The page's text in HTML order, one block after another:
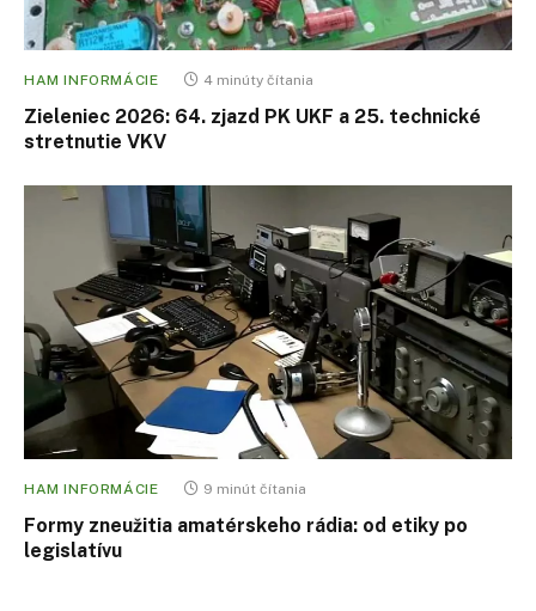
HAM INFORMÁCIE 4 minúty čítania
Zieleniec 2026: 64. zjazd PK UKF a 25. technické
stretnutie VKV
HAM INFORMÁCIE 9 minút čítania
Formy zneužitia amatérskeho rádia: od etiky po
legislatívu